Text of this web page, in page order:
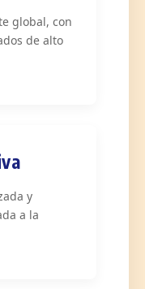
global, con
de alto
y
a la